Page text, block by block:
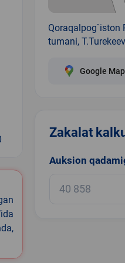
Qoraqalpog`iston
tumani,
Google
Zakalat
Auksion